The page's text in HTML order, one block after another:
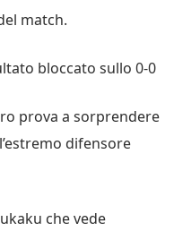
match.
bloccato sullo 0-0
prova a sorprendere
difensore
che vede